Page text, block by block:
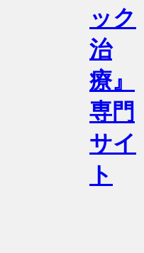
ック
治
療』
専門
サイ
ト